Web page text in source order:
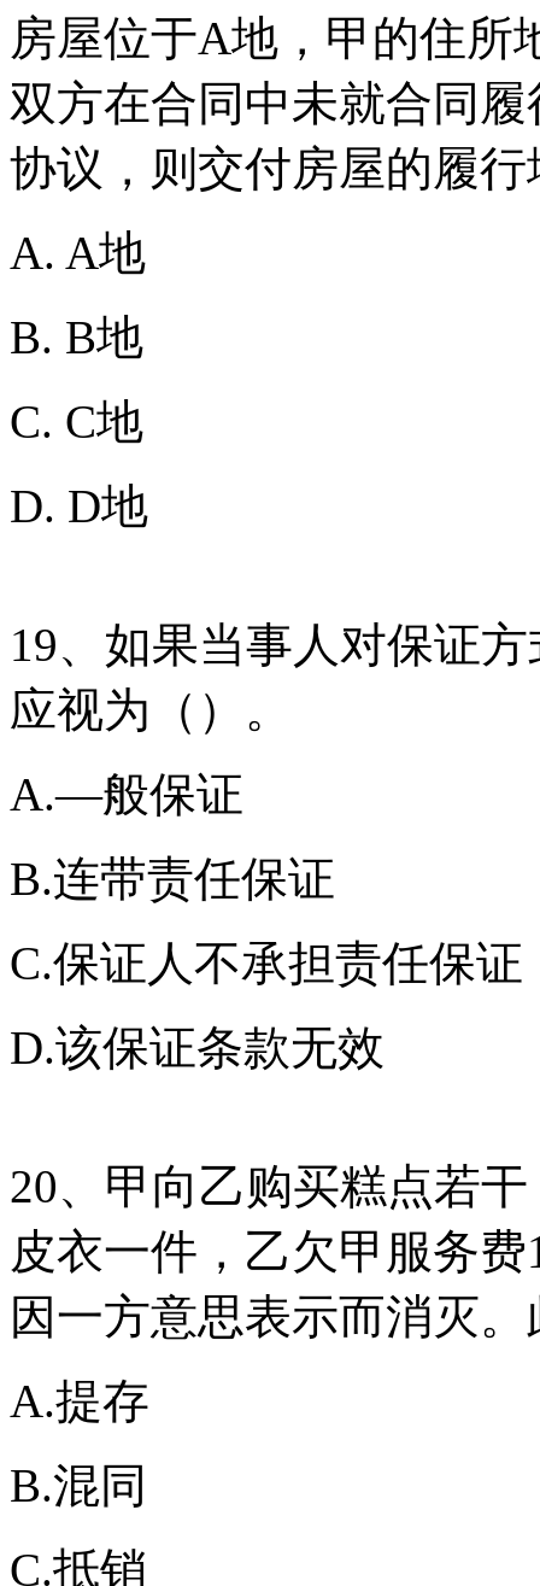
房屋位于A地，甲的住所
双方在合同中未就合同
协议，则交付房屋的履
A. A地
B. B地
C. C地
D. D地
19、如果当事人对保证
应视为（）。
A.—般保证
B.连带责任保证
C.保证人不承担责任保证
D.该保证条款无效
20、甲向乙购买糕点若
皮衣一件，乙欠甲服务
因一方意思表示而消灭
A.提存
B.混同
C.抵销